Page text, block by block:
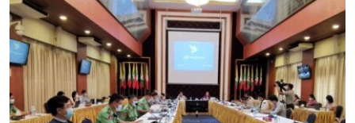
ကျော်
ကြည့်
ရန်
ပင်မ
အ
ညွန်း
အမေရိကန်သုံးအီဒီယံ
မကြေးမုံရဲ့ အင်္ဂလိပ်စာ
ရုပ်ရှင်ထဲက အင်္ဂလိပ်စာ
သုတပဒေသာ အင်္ဂလိပ်စာ
အပတ်စဉ်ကဏ္ဍများ
ရေဒီယို
ရေဒီယိုနှင့်ရုပ်သံ အချက်အလက်များ
ရေဒီယို/တီဗွီအစီအစဉ်
Learning English